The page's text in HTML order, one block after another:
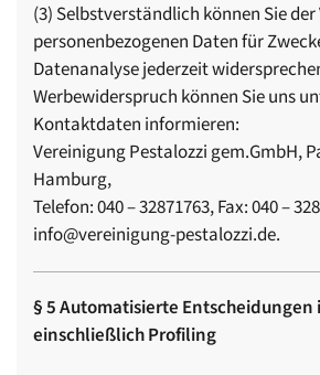
(3) Selbstverständlich können Sie
personenbezogenen Daten für
Datenanalyse jederzeit
Werbewiderspruch können Sie uns
Kontaktdaten informieren:
Vereinigung Pestalozzi gem.GmbH,
Hamburg,
Telefon: 040 – 32871763, Fax: 040 –
info@vereinigung-pestalozzi.de.
§ 5 Automatisierte Entscheidungen
einschließlich Profiling